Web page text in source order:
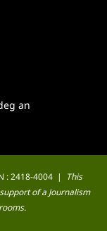
an
: 2418-4004 |
This
of a Journalism